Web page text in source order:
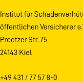
Institut für
öffentlichen Versicherer
Preetzer Str. 75
24143 Kiel
+49 431 / 77 57 8-0